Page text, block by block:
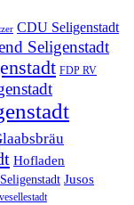
CDU Seligenstadt
Seligenstadt
FDP RV
Hofladen
Jusos